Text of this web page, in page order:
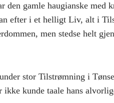
den gamle haugianske
efter i et helligt Liv, alt i
men stedse helt
stor Tilstrømning i
ikke kunde taale hans